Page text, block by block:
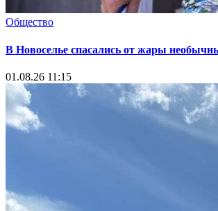
Общество
В Новоселье спасались от жары
01.08.26 11:15